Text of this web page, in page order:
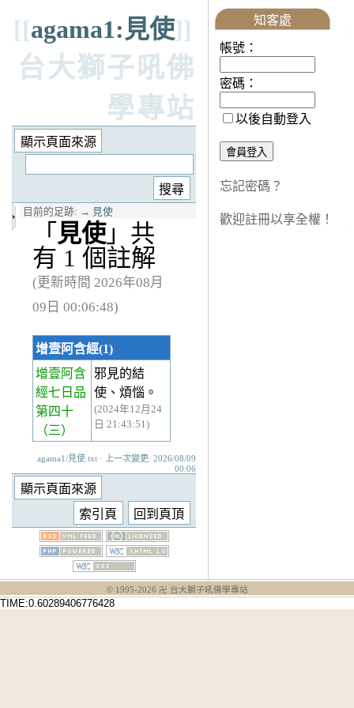
[[agama1:見使]]
台大獅子吼佛
學專站
目前的足跡: → 見使
「 見使」共
有 1 個註解
(更新時間 2026年08月
09日 00:06:48)
增壹阿含經(1)
增壹阿含
經七日品
第四十
（三）
邪見的結
使、煩惱。
(2024年12月24
日 21:43:51)
agama1/見使.txt · 上一次變更: 2026/08/09
00:06
知客處
帳號：
密碼：
以後自動登入
忘記密碼？
歡迎註冊以享全權！
© 1995-2026 卍 台大獅子吼佛學專站
TIME:0.60289406776428